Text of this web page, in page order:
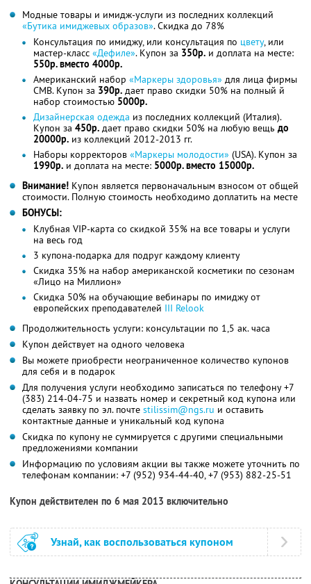
Модные товары и имидж-услуги из последних коллекций
«Бутика имиджевых образов». Скидка до 78%
Консультация по имиджу, или консультация по цвету, или
мастер-класс «Дефиле». Купон за 350р. и доплата на месте:
550р. вместо 4000р.
Американский набор «Маркеры здоровья» для лица фирмы
CMB. Купон за 390р. дает право скидки 50% на полный й
набор стоимостью 5000р.
Дизайнерская одежда из последних коллекций (Италия).
Купон за 450р. дает право скидки 50% на любую вещь до
20000р. из коллекций 2012-2013 гг.
Наборы корректоров «Маркеры молодости» (USA). Купон за
1990р. и доплата на месте: 5000р. вместо 15000р.
Внимание! Купон является первоначальным взносом от общей
стоимости. Полную стоимость необходимо доплатить на месте
БОНУСЫ:
Клубная VIP-карта со скидкой 35% на все товары и услуги
на весь год
3 купона-подарка для подруг каждому клиенту
Скидка 35% на набор американской косметики по сезонам
«Лицо на Миллион»
Скидка 50% на обучающие вебинары по имиджу от
европейских преподавателей III Relook
Продолжительность услуги: консультации по 1,5 ак. часа
Купон действует на одного человека
Вы можете приобрести неограниченное количество купонов
для себя и в подарок
Для получения услуги необходимо записаться по телефону +7
(383) 214-04-75 и назвать номер и секретный код купона или
сделать заявку по эл. почте stilissim@ngs.ru и оставить
контактные данные и уникальный код купона
Скидка по купону не суммируется с другими специальными
предложениями компании
Информацию по условиям акции вы также можете уточнить по
телефонам компании: +7 (952) 934-44-40, +7 (953) 882-25-51
Купон действителен по 6 мая 2013 включительно
Узнай, как воспользоваться купоном